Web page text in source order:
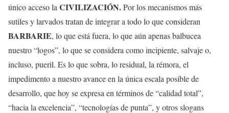
único acceso la CIVILIZACIÓN.Por los mecanismos más
sutiles y larvados tratan de integrar a todo lo que consideran
BARBARIE, lo que está fuera, lo que aún apenas balbucea
nuestro “logos”, lo que se considera como incipiente, salvaje o,
incluso, pueril. Es lo que sobra, lo residual, la rémora, el
impedimento a nuestro avance en la única escala posible de
desarrollo, que hoy se expresa en términos de “calidad total”,
“hacia la excelencia”, “tecnologías de punta”, y otros slogans